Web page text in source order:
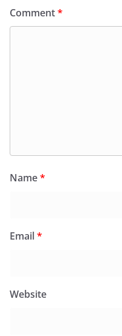
Comment*
Name*
Email*
Website